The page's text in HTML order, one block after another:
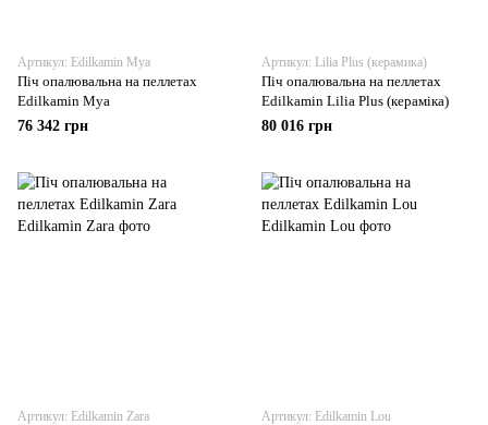
Артикул: Edilkamin Mya
Піч опалювальна на пеллетах
Edilkamin Mya
76 342 грн
Артикул: Lilia Plus (керамика)
Піч опалювальна на пеллетах
Edilkamin Lilia Plus (кераміка)
80 016 грн
Артикул: Edilkamin Zara Артикул: Edilkamin Lou